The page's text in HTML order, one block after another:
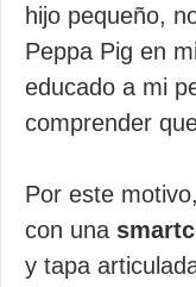
hijo pequeño,
Peppa Pig en mi
educado a mi
comprender
Por este
con una
y tapa